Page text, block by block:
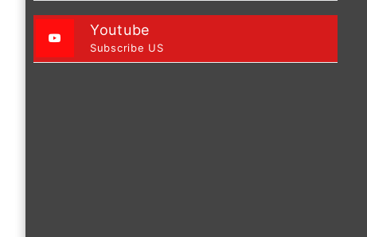
Youtube
Subscribe US